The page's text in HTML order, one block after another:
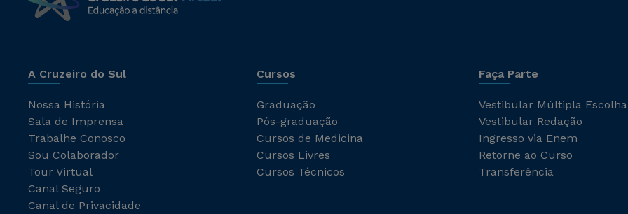
A Cruzeiro do Sul
Nossa História
Sala de Imprensa
Trabalhe Conosco
Sou Colaborador
Tour Virtual
Canal Seguro
Canal de Privacidade
Cursos
Graduação
Pós-graduação
Cursos de Medicina
Cursos Livres
Cursos Técnicos
Faça Parte
Vestibular Múltipla Escolha
Vestibular Redação
Ingresso via Enem
Retorne ao Curso
Transferência